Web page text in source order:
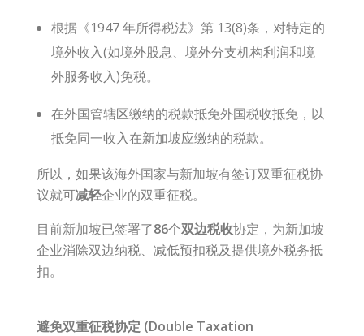
根据《1947 年所得税法》第 13(8)条，对特定的
境外收入(如境外股息、境外分支机构利润和境
外服务收入)免税。
在外国管辖区缴纳的税款抵免外国税收抵免，以
抵免同一收入在新加坡应缴纳的税款。
所以，如果该海外国家与新加坡有签订双重征税协
议就可减轻企业的双重征税。
目前新加坡已签署了86个双边税收协定，为新加坡
企业消除双边纳税、减低预扣税及提供境外税务抵
扣。
避免双重征税协定 (Double Taxation